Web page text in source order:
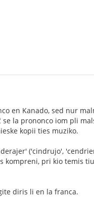
en Kanado, sed nur
la prononco iom pli
kopii ties muziko.
('cindrujo',
pri kio temis
diris li en la franca.